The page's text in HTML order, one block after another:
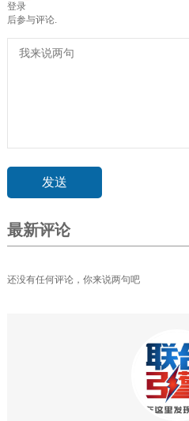
登录
后参与评论.
最新评论
还没有任何评论，你来说两句吧